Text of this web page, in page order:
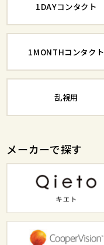
1DAYコンタクト
1MONTHコンタクト
乱視用
メーカーで探す